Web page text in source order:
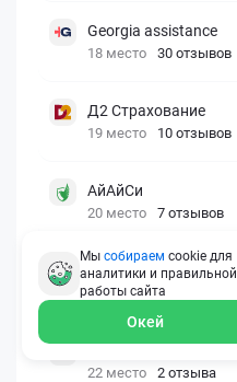
Georgia assistance
18 место 30 отзывов
Д2 Страхование
19 место 10 отзывов
АйАйСи
20 место 7 отзывов
OxySport
21 место 6 отзывов
22 место 2 отзыва
Мы собираем cookie для
аналитики и правильной
работы сайта
Окей